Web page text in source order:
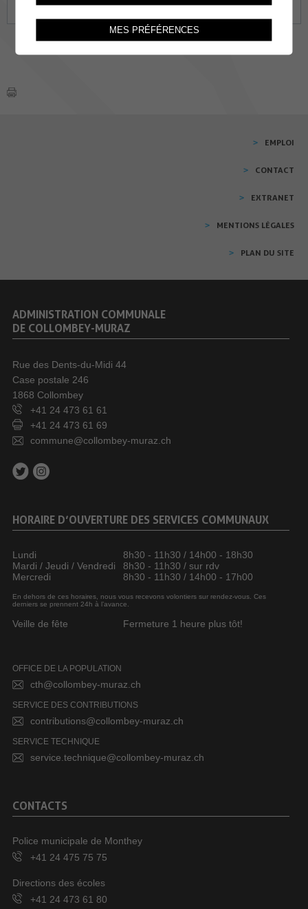
28 29 30 31 01
EMPLOI
CONTACT
EXTRANET
MENTIONS LÉGALES
PLAN DU SITE
ADMINISTRATION COMMUNALE
DE COLLOMBEY-MURAZ
Rue des Dents-du-Midi 44
Case postale 246
1868 Collombey
+41 24 473 61 61
+41 24 473 61 69
commune@collombey-muraz.ch
HORAIRE D’OUVERTURE DES SERVICES COMMUNAUX
Lundi
8h30 - 11h30 / 14h00 - 18h30
Mardi / Jeudi / Vendredi
8h30 - 11h30 / sur rdv
Mercredi
8h30 - 11h30 / 14h00 - 17h00
En dehors de ces horaires, nous vous recevons volontiers sur rendez-vous. Ces
derniers se prennent 24h à l’avance.
Veille de fête Fermeture 1 heure plus tôt!
OFFICE DE LA POPULATION
cth@collombey-muraz.ch
SERVICE DES CONTRIBUTIONS
contributions@collombey-muraz.ch
SERVICE TECHNIQUE
service.technique@collombey-muraz.ch
CONTACTS
Police municipale de Monthey
+41 24 475 75 75
Directions des écoles
+41 24 473 61 80
MES PRÉFÉRENCES